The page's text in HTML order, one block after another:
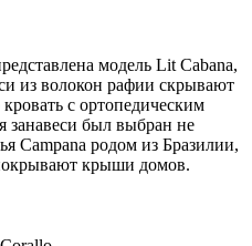
модель Lit Cabana,
из волокон рафии скрывают
с ортопедическим
занавеси был выбран не
Campana родом из Бразилии,
крыши домов.